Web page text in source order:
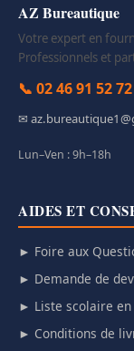
AZ Bureautique
Votre expert en
Professionnels et
📞 02 46 91 52 72
✉
Lun–Ven : 9h–18h
AIDES ET
► Foire aux
► Demande de
► Liste scolaire en
► Conditions de